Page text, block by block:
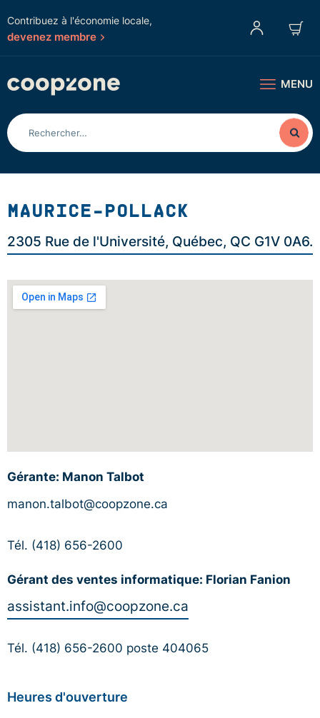
Contribuez à l'économie locale,
devenez membre
MENU
MAURICE-POLLACK
2305 Rue de l'Université, Québec, QC G1V 0A6.
Gérante: Manon Talbot
manon.talbot@coopzone.ca
Tél. (418) 656-2600
Gérant des ventes informatique: Florian Fanion
assistant.info@coopzone.ca
Tél. (418) 656-2600 poste 404065
Heures d'ouverture